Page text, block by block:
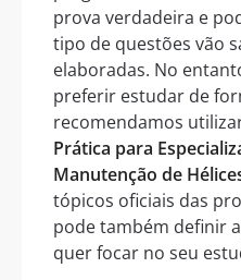
prova verdadeira e
tipo de questões vão
elaboradas. No
preferir estudar de
recomendamos
Prática para
Manutenção de
tópicos oficiais das
pode também definir
quer focar no seu